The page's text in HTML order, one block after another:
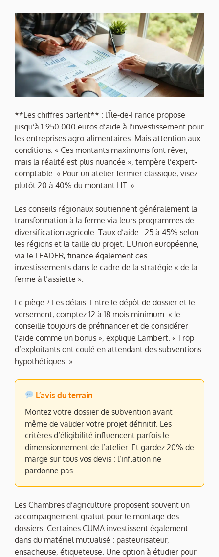
**Les chiffres parlent** : l’Île-de-France propose
jusqu’à 1 950 000 euros d’aide à l’investissement pour
les entreprises agro-alimentaires. Mais attention aux
conditions. « Ces montants maximums font rêver,
mais la réalité est plus nuancée », tempère l’expert-
comptable. « Pour un atelier fermier classique, visez
plutôt 20 à 40% du montant HT. »
Les conseils régionaux soutiennent généralement la
transformation à la ferme via leurs programmes de
diversification agricole. Taux d’aide : 25 à 45% selon
les régions et la taille du projet. L’Union européenne,
via le FEADER, finance également ces
investissements dans le cadre de la stratégie « de la
ferme à l’assiette ».
Le piège ? Les délais. Entre le dépôt de dossier et le
versement, comptez 12 à 18 mois minimum. « Je
conseille toujours de préfinancer et de considérer
l’aide comme un bonus », explique Lambert. « Trop
d’exploitants ont coulé en attendant des subventions
hypothétiques. »
L’avis du terrain
Montez votre dossier de subvention avant
même de valider votre projet définitif. Les
critères d’éligibilité influencent parfois le
dimensionnement de l’atelier. Et gardez 20% de
marge sur tous vos devis : l’inflation ne
pardonne pas.
Les Chambres d’agriculture proposent souvent un
accompagnement gratuit pour le montage des
dossiers. Certaines CUMA investissent également
dans du matériel mutualisé : pasteurisateur,
ensacheuse, étiqueteuse. Une option à étudier pour